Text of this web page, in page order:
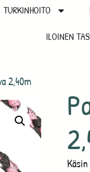
TURKINHOITO
ILOINEN
2,40m